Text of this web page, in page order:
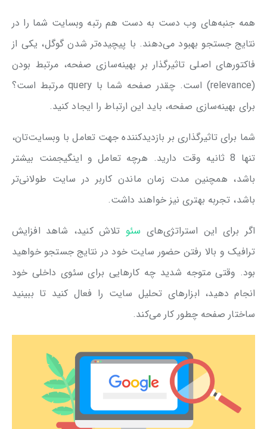
همه جنبه‌های وب دست به دست هم رتبه وبسایت شما را در
نتایج جستجو بهبود می‌دهند. با پیچیده‌تر شدن گوگل، یکی از
فاکتورهای اصلی تاثیرگذار بر بهینه‌سازی صفحه، مرتبط بودن
(relevance) است. چقدر صفحه شما با query مرتبط است؟
برای بهینه‌سازی صفحه، باید این ارتباط را ایجاد کنید.
شما برای تاثیرگذاری بر بازدیدکننده جهت تعامل با وبسایت‌تان،
تنها 8 ثانیه وقت دارید. هرچه تعامل و اینگیجمنت بیشتر
باشد، همچنین مدت زمان ماندن کاربر در سایت طولانی‌تر
باشد، تجربه بهتری نیز خواهند داشت.
اگر برای این استراتژی‌های سئو تلاش کنید، شاهد افزایش
ترافیک و بالا رفتن حضور سایت خود در نتایج جستجو خواهید
بود. وقتی متوجه شدید چه کارهایی برای سئوی داخلی خود
انجام دهید، ابزارهای تحلیل سایت را فعال کنید تا ببینید
ساختار صفحه چطور کار می‌کند.